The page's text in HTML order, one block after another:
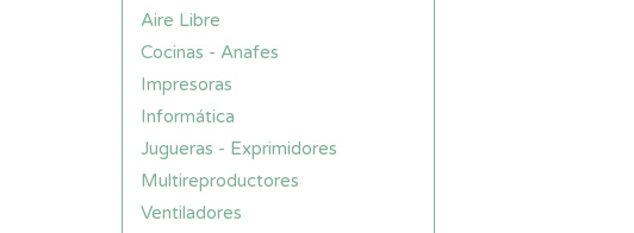
Aire Libre
Cocinas - Anafes
Impresoras
Informática
Jugueras - Exprimidores
Multireproductores
Ventiladores